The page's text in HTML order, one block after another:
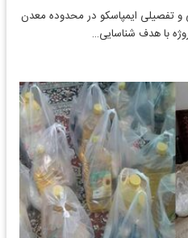
تفصیلی ایمپاسکو در محدوده معدن
با هدف شناسایی…